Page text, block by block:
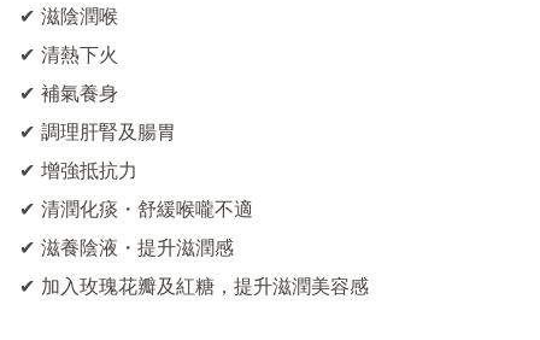
✔ 滋陰潤喉
✔ 清熱下火
✔ 補氣養身
✔ 調理肝腎及腸胃
✔ 增強抵抗力
✔ 清潤化痰・舒緩喉嚨不適
✔ 滋養陰液・提升滋潤感
✔ 加入玫瑰花瓣及紅糖，提升滋潤美容感